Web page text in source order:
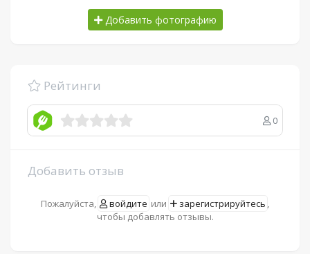
Добавить фотографию
Рейтинги
0
Добавить отзыв
Пожалуйста, войдите или зарегистрируйтесь ,
чтобы добавлять отзывы.